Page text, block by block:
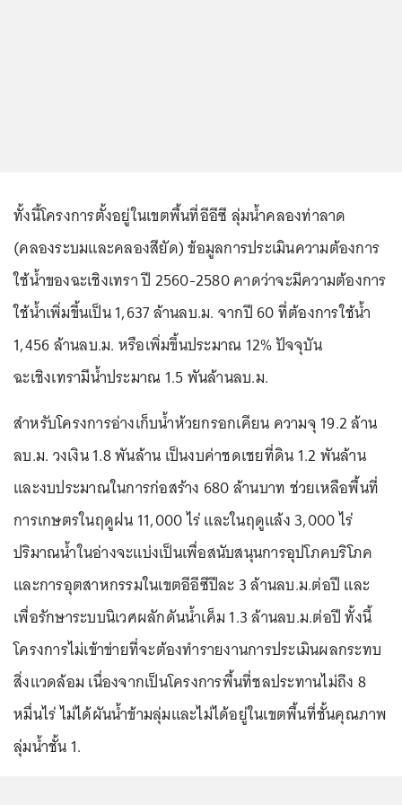
ทั้งนี้โครงการตั้งอยู่ในเขตพื้นที่อีอีซี ลุ่มน้ำคลองท่าลาด
(คลองระบมและคลองสียัด) ข้อมูลการประเมินความต้องการ
ใช้น้ำของฉะเชิงเทรา ปี 2560-2580 คาดว่าจะมีความต้องการ
ใช้น้ำเพิ่มขึ้นเป็น 1,637 ล้านลบ.ม. จากปี 60 ที่ต้องการใช้น้ำ
1,456 ล้านลบ.ม. หรือเพิ่มขึ้นประมาณ 12% ปัจจุบัน
ฉะเชิงเทรามีน้ำประมาณ 1.5 พันล้านลบ.ม.
สำหรับโครงการอ่างเก็บน้ำห้วยกรอกเคียน ความจุ 19.2 ล้าน
ลบ.ม. วงเงิน 1.8 พันล้าน เป็นงบค่าชดเชยที่ดิน 1.2 พันล้าน
และงบประมาณในการก่อสร้าง 680 ล้านบาท ช่วยเหลือพื้นที่
การเกษตรในฤดูฝน 11,000 ไร่ และในฤดูแล้ง 3,000 ไร่
ปริมาณน้ำในอ่างจะแบ่งเป็นเพื่อสนับสนุนการอุปโภคบริโภค
และการอุตสาหกรรมในเขตอีอีซีปีละ 3 ล้านลบ.ม.ต่อปี และ
เพื่อรักษาระบบนิเวศผลักดันน้ำเค็ม 1.3 ล้านลบ.ม.ต่อปี ทั้งนี้
โครงการไม่เข้าข่ายที่จะต้องทำรายงานการประเมินผลกระทบ
สิ่งแวดล้อม เนื่องจากเป็นโครงการพื้นที่ชลประทานไม่ถึง 8
หมื่นไร่ ไม่ได้ผันน้ำข้ามลุ่มและไม่ได้อยู่ในเขตพื้นที่ชั้นคุณภาพ
ลุ่มน้ำชั้น 1.